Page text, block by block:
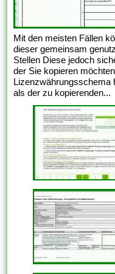
Mit den meisten Fällen
dieser gemeinsam
Stellen Diese jedoch
der Sie kopieren
Lizenzwährungsschema
als der zu kopierenden...